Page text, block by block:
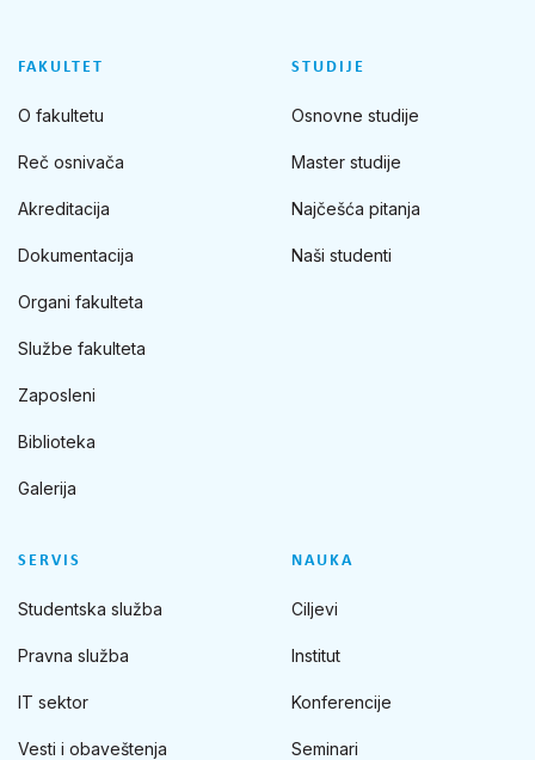
FAKULTET
O fakultetu
Reč osnivača
Akreditacija
Dokumentacija
Organi fakulteta
Službe fakulteta
Zaposleni
Biblioteka
Galerija
STUDIJE
Osnovne studije
Master studije
Najčešća pitanja
Naši studenti
SERVIS
Studentska služba
Pravna služba
IT sektor
Vesti i obaveštenja
NAUKA
Ciljevi
Institut
Konferencije
Seminari